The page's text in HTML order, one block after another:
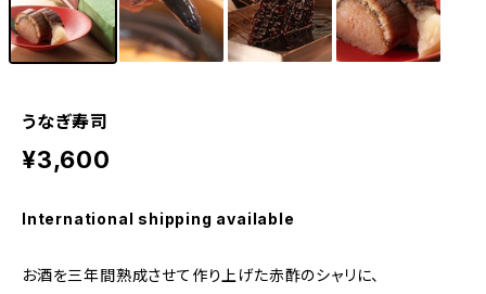
うなぎ寿司
¥3,600
International shipping available
お酒を三年間熟成させて作り上げた赤酢のシャリに、